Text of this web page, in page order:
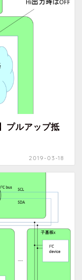
プルアップ抵
2019-03-18